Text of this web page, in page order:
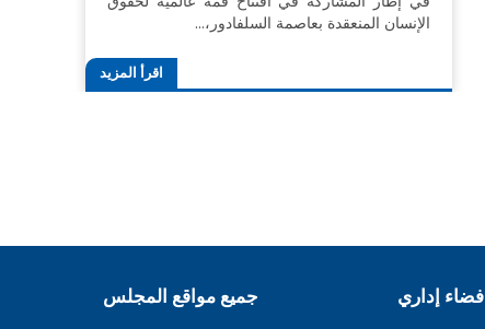
الإنسان المنعقدة بعاصمة السلفادور،…
اقرأ المزيد
فضاء إداري جميع مواقع المجلس